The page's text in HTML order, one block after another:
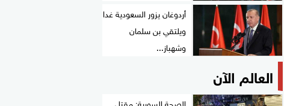
أردوغان يزور السعودية غدا
ويلتقي بن سلمان
وشهباز...
العالم الآن
الصحة السورية: مقتل